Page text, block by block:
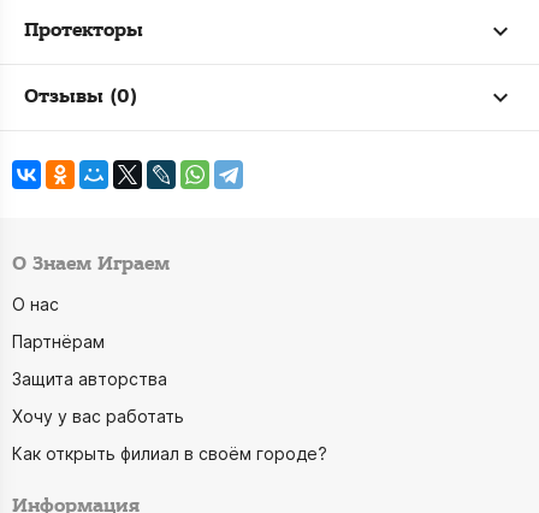
Протекторы
Отзывы (0)
О Знаем Играем
О нас
Партнёрам
Защита авторства
Хочу у вас работать
Как открыть филиал в своём городе?
Информация